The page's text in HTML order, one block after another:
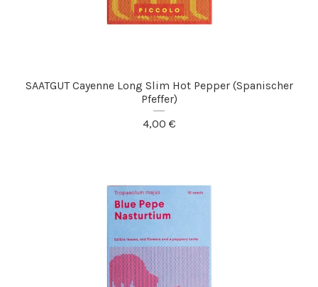
SAATGUT Cayenne Long Slim Hot Pepper (Spanischer
Pfeffer)
4,00 €